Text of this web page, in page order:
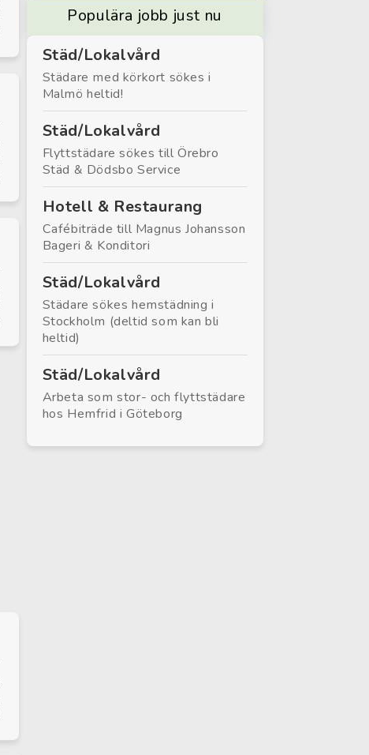
Populära jobb just nu
Städ/Lokalvård
Städare med körkort sökes i
Malmö heltid!
Städ/Lokalvård
Flyttstädare sökes till Örebro
Städ & Dödsbo Service
Hotell & Restaurang
Cafébiträde till Magnus Johansson
Bageri & Konditori
Städ/Lokalvård
Städare sökes hemstädning i
Stockholm (deltid som kan bli
heltid)
Städ/Lokalvård
Arbeta som stor- och flyttstädare
hos Hemfrid i Göteborg